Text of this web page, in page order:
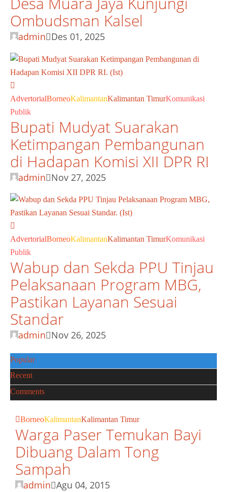
Ombudsman Kalsel
admin Des 01, 2025
AdvertorialBorneoKalimantanKalimantan TimurKomunikasi
Publik
Bupati Mudyat Suarakan
Ketimpangan Pembangunan
di Hadapan Komisi XII DPR RI
admin Nov 27, 2025
AdvertorialBorneoKalimantanKalimantan TimurKomunikasi
Publik
Wabup dan Sekda PPU Tinjau
Pelaksanaan Program MBG,
Pastikan Layanan Sesuai
Standar
admin Nov 26, 2025
Popular
Recent
Comments
BorneoKalimantanKalimantan Timur
Warga Paser Temukan Bayi
Dibuang Dalam Tong
Sampah
admin Agu 04, 2015